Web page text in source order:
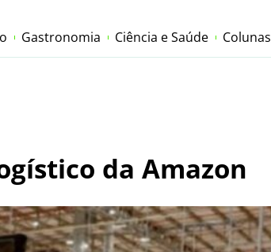
Gastronomia Ciência e Saúde Colunas
da Amazon